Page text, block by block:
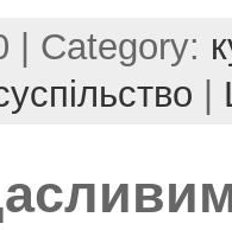
| Category: